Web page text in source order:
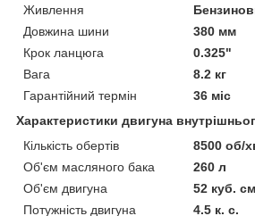
Живлення
Довжина шини
380 мм
Крок ланцюга
0.325"
Вага
8.2 кг
Гарантійний термін
36 міс
Характеристики двигуна
Кількість обертів
8500 об/
Об'єм масляного бака
260 л
Об'єм двигуна
52 куб. см
Потужність двигуна
4.5 к. с.